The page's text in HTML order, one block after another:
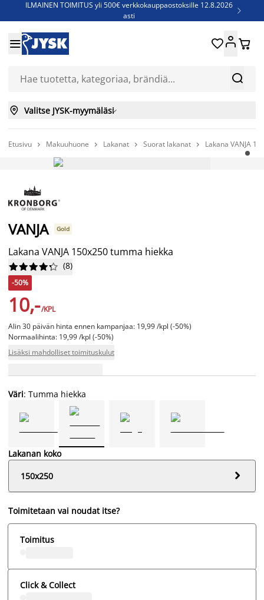
ILMAINEN TOIMITUS yli 500€ verkkokauppaostoksille 12.8.2026
asti

Jenkkisänkyjä - Säästä jopa 60%


 
 Valitse JYSK-myymäläsi
Etusivu  Makuuhuone  Lakanat  Suorat lakanat  Lakana VANJA
VANJA Gold
Lakana VANJA 150x250 tumma hiekka





 (8)
-50%
10,-/KPL
Alin 30 päivän hinta ennen kampanjaa: 19,99 /kpl (-50%)
Normaalihinta: 19,99 /kpl (-50%)
Lisäksi mahdolliset toimituskulut
Väri: Tumma hiekka
Lakanan koko
150x250

Toimitetaan vai noudat itse?
Toimitus
Click & Collect